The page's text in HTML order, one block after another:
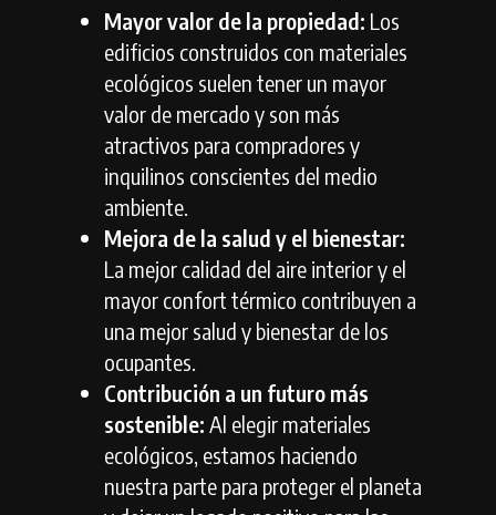
Mayor valor de la propiedad: Los
edificios construidos con materiales
ecológicos suelen tener un mayor
valor de mercado y son más
atractivos para compradores y
inquilinos conscientes del medio
ambiente.
Mejora de la salud y el bienestar:
La mejor calidad del aire interior y el
mayor confort térmico contribuyen a
una mejor salud y bienestar de los
ocupantes.
Contribución a un futuro más
sostenible: Al elegir materiales
ecológicos, estamos haciendo
nuestra parte para proteger el planeta